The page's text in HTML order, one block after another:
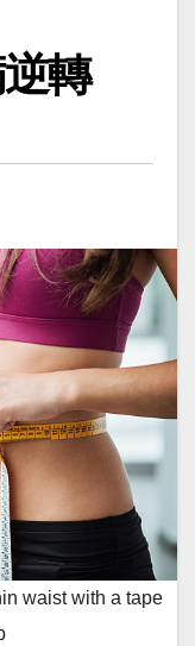
轉
waist with a tape